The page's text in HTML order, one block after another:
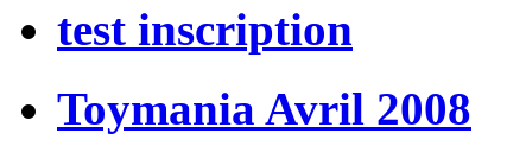
test inscription
Toymania Avril 2008